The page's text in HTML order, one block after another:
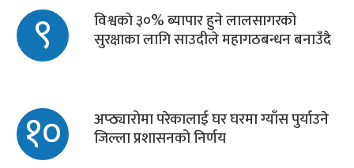
९ विश्वकाे ३०% ब्यापार हुने लालसागरको
सुरक्षाका लागि साउदीले महागठबन्धन बनाउँदै
१० अप्ठ्यारोमा परेकालाई घर घरमा ग्याँस पुर्याउने
जिल्ला प्रशासनको निर्णय